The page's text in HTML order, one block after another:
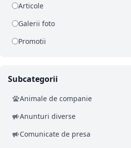
Articole
Galerii foto
Promotii
Subcategorii
Animale de companie
Anunturi diverse
Comunicate de presa